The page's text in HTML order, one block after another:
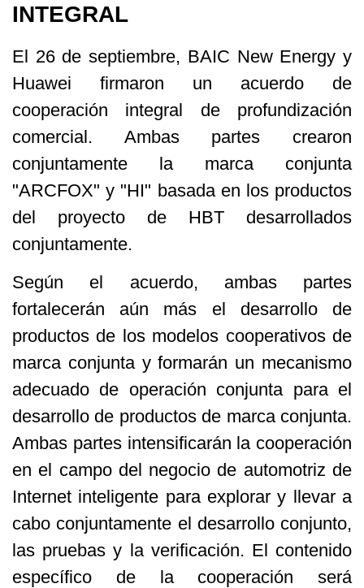
INTEGRAL
El 26 de septiembre, BAIC New Energy y
Huawei firmaron un acuerdo de
cooperación integral de profundización
comercial. Ambas partes crearon
conjuntamente la marca conjunta
"ARCFOX" y "HI" basada en los productos
del proyecto de HBT desarrollados
conjuntamente.
Según el acuerdo, ambas partes
fortalecerán aún más el desarrollo de
productos de los modelos cooperativos de
marca conjunta y formarán un mecanismo
adecuado de operación conjunta para el
desarrollo de productos de marca conjunta.
Ambas partes intensificarán la cooperación
en el campo del negocio de automotriz de
Internet inteligente para explorar y llevar a
cabo conjuntamente el desarrollo conjunto,
las pruebas y la verificación. El contenido
específico de la cooperación será